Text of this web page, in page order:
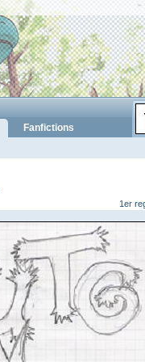
Fanfictions
1er